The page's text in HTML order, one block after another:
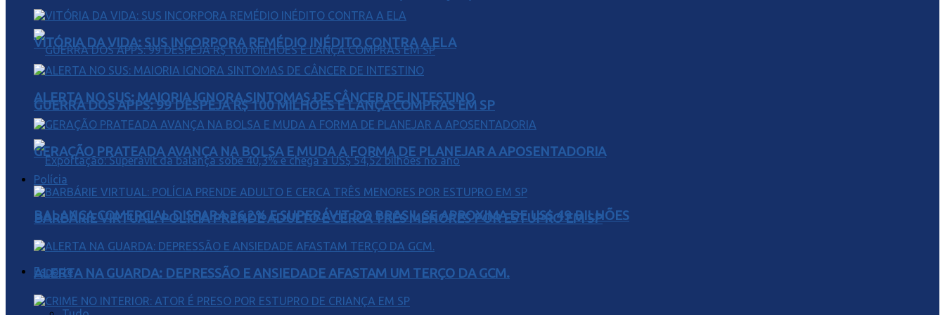
GUERRA DOS APPS: 99 DESPEJA R$ 100 MILHÕES E LANÇA COMPRAS EM SP
BALANÇA COMERCIAL DISPARA 36,2% E SUPERÁVIT DO BRASIL SE APROXIMA DE US$ 49 BILHÕES
Esporte
VITÓRIA DA VIDA: SUS INCORPORA REMÉDIO INÉDITO CONTRA A ELA
ALERTA NO SUS: MAIORIA IGNORA SINTOMAS DE CÂNCER DE INTESTINO
GERAÇÃO PRATEADA AVANÇA NA BOLSA E MUDA A FORMA DE PLANEJAR A APOSENTADORIA
Polícia
BARBÁRIE VIRTUAL: POLÍCIA PRENDE ADULTO E CERCA TRÊS MENORES POR ESTUPRO EM SP
ALERTA NA GUARDA: DEPRESSÃO E ANSIEDADE AFASTAM UM TERÇO DA GCM.